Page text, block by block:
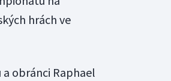
hrách ve
obránci Raphael